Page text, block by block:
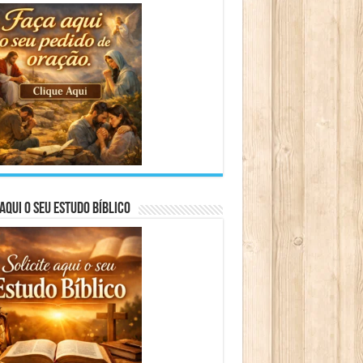
o seu Estudo Bíblico